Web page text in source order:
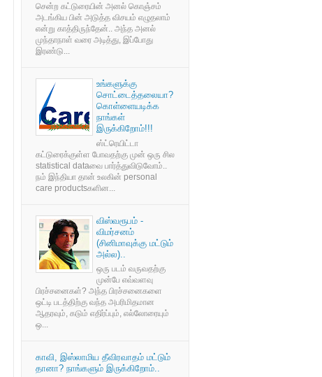
சென்ற கட்டுரையின் அனல் கொஞ்சம்
அடங்கிய பின் அடுத்த விசயம் எழுதலாம்
என்று காத்திருந்தேன்.. அந்த அனல்
முந்தாநாள் வரை அடித்து, இப்போது
இரண்டு...
உங்களுக்கு
சொட்டைத்தலையா?
கொள்ளையடிக்க
நாங்கள்
இருக்கிறோம்!!!
ஸ்ட்ரெயிட்டா
கட்டுரைக்குள்ள போவதற்கு முன் ஒரு சில
statistical dataவை பார்த்துவிடுவோம்..
நம் இந்தியா தான் உலகின் personal
care productsகளின...
விஸ்வரூபம் -
விமர்சனம்
(சினிமாவுக்கு மட்டும்
அல்ல)..
ஒரு படம் வருவதற்கு
முன்பே எவ்வளவு
பிரச்சனைகள்? அந்த பிரச்சனைகளை
ஒட்டி படத்திற்கு வந்த அபரிமிதமான
ஆதரவும், கடும் எதிர்ப்பும், எல்லோரையும்
ஒ...
காவி, இஸ்லாமிய தீவிரவாதம் மட்டும்
தானா? நாங்களும் இருக்கிறோம்..